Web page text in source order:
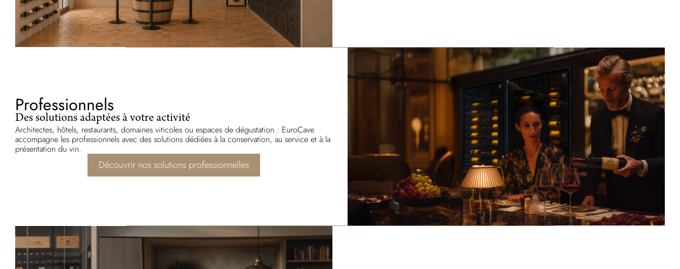
Professionnels
Des solutions adaptées à votre activité
Architectes, hôtels, restaurants, domaines viticoles ou espaces de dégustation : EuroCave
accompagne les professionnels avec des solutions dédiées à la conservation, au service et à la
présentation du vin.
Découvrir nos solutions professionnelles